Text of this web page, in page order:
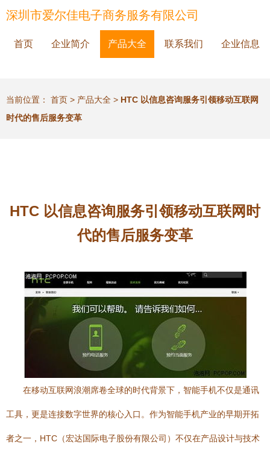
深圳市爱尔佳电子商务服务有限公司
首页 企业简介 产品大全 联系我们 企业信息
当前位置： 首页 > 产品大全 > HTC 以信息咨询服务引领移动互联网
时代的售后服务变革
HTC 以信息咨询服务引领移动互联网时
代的售后服务变革
在移动互联网浪潮席卷全球的时代背景下，智能手机不仅是通讯
工具，更是连接数字世界的核心入口。作为智能手机产业的早期开拓
者之一，HTC（宏达国际电子股份有限公司）不仅在产品设计与技术